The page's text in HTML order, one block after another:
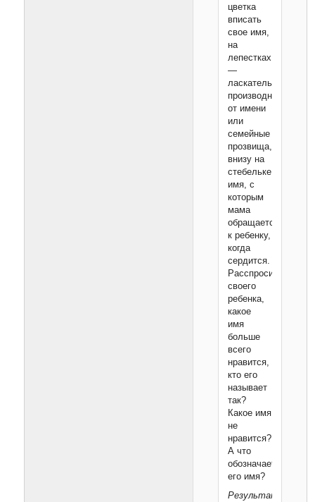
цветка
вписать
свое имя,
на
лепестках
—
ласкательные
производные
от имени
или
семейные
прозвища,
внизу на
стебельке
имя, с
которым
мама
обращается
к ребенку,
когда
сердится.
Расспросите
своего
ребенка,
какое
имя
больше
всего
нравится,
кто его
называет
так?
Какое имя
не
нравится?
А что
обозначает
его имя?
Результат: